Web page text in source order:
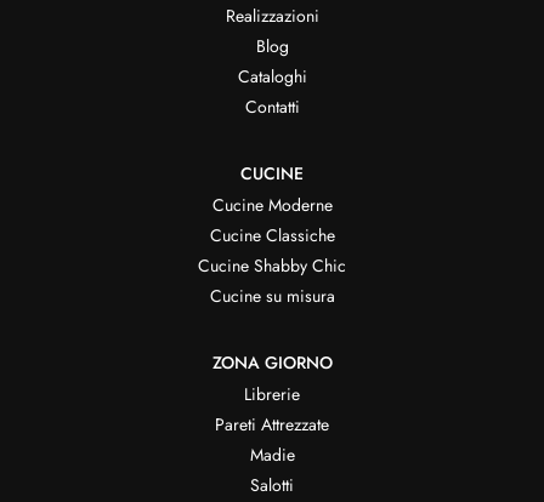
Realizzazioni
Blog
Cataloghi
Contatti
CUCINE
Cucine Moderne
Cucine Classiche
Cucine Shabby Chic
Cucine su misura
ZONA GIORNO
Librerie
Pareti Attrezzate
Madie
Salotti